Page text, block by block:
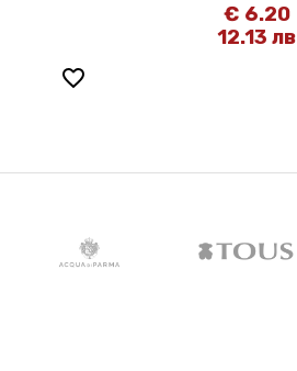
favorite_border
€ 6.20
12.13 лв